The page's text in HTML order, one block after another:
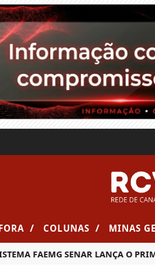
/ COLUNAS / MINAS
FAEMG SENAR LANÇA O PRIMEIRO